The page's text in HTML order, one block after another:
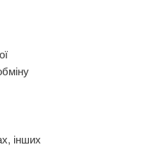
інших